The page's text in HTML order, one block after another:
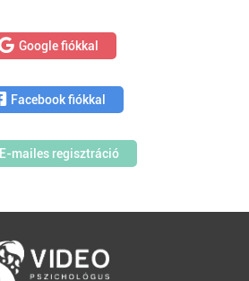
Google fiókkal
Facebook fiókkal
E-mailes regisztráció